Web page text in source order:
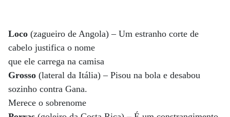
Loco (zagueiro de Angola) – Um estranho corte de
cabelo justifica o nome
que ele carrega na camisa
Grosso (lateral da Itália) – Pisou na bola e desabou
sozinho contra Gana.
Merece o sobrenome